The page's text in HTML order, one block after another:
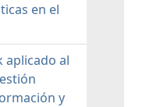
en el
aplicado al
y